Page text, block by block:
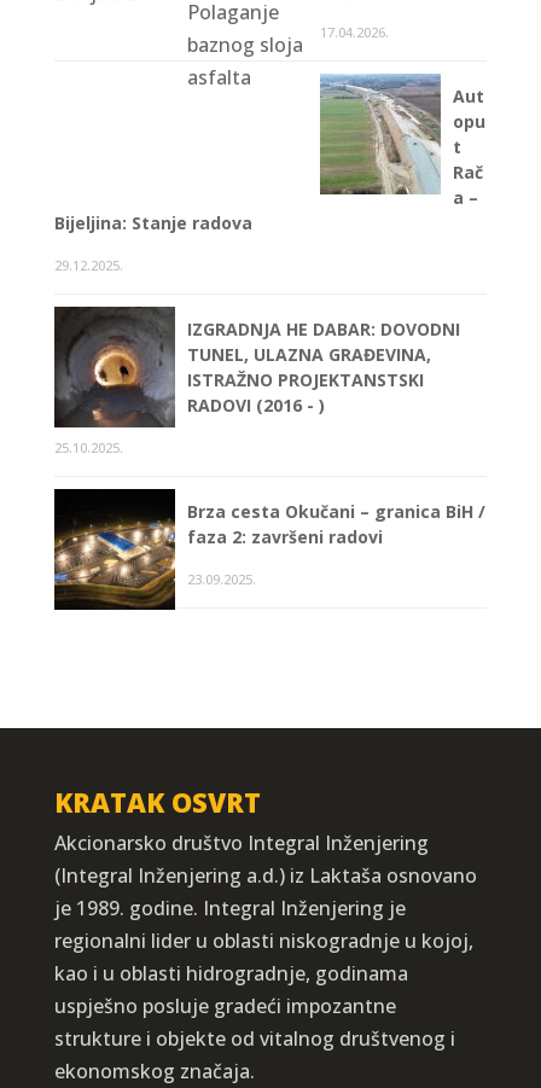
17.04.2026.
Aut
opu
t
Rač
a –
Bijeljina: Stanje radova
29.12.2025.
IZGRADNJA HE DABAR: DOVODNI
TUNEL, ULAZNA GRAĐEVINA,
ISTRAŽNO PROJEKTANSTSKI
RADOVI (2016 - )
25.10.2025.
Brza cesta Okučani – granica BiH /
faza 2: završeni radovi
23.09.2025.
KRATAK OSVRT
Akcionarsko društvo Integral Inženjering
(Integral Inženjering a.d.) iz Laktaša osnovano
je 1989. godine. Integral Inženjering je
regionalni lider u oblasti niskogradnje u kojoj,
kao i u oblasti hidrogradnje, godinama
uspješno posluje gradeći impozantne
strukture i objekte od vitalnog društvenog i
ekonomskog značaja.